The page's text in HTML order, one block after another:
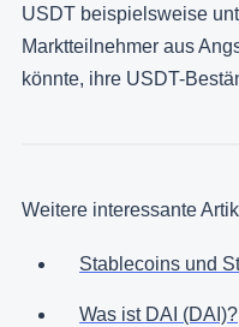
USDT beispielsweise
Marktteilnehmer aus
könnte, ihre USDT-
Weitere interessante
Stablecoins und
Was ist DAI (DAI)?